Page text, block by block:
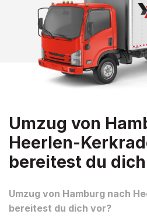
Umzug von
Heerlen-
bereitest du
Umzug von Hamburg nach
bereitest du dich vor?